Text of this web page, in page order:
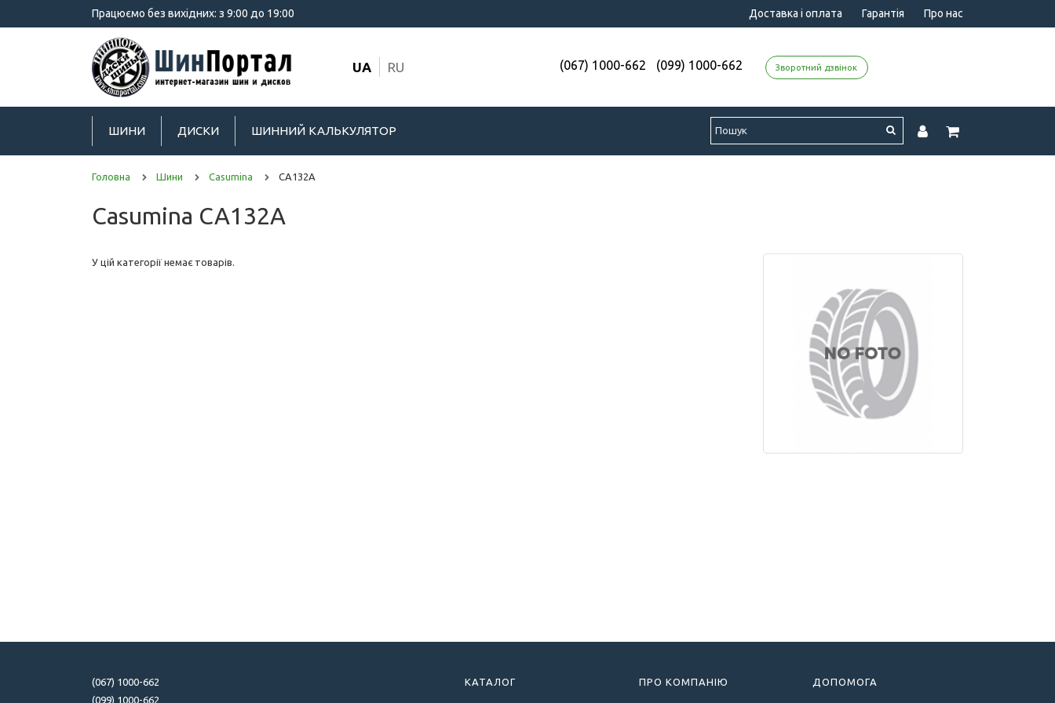
Працюємо без вихідних: з 9:00 до 19:00 Доставка і оплата Гарантія Про нас
UA RU (067) 1000-662 (099) 1000-662 Зворотний дзвінок
ШИНИ ДИСКИ ШИННИЙ КАЛЬКУЛЯТОР
Головна Шини Casumina CA132A
Casumina CA132A
У цій категорії немає товарів.
(067) 1000-662
(099) 1000-662
КАТАЛОГ ПРО КОМПАНІЮ ДОПОМОГА